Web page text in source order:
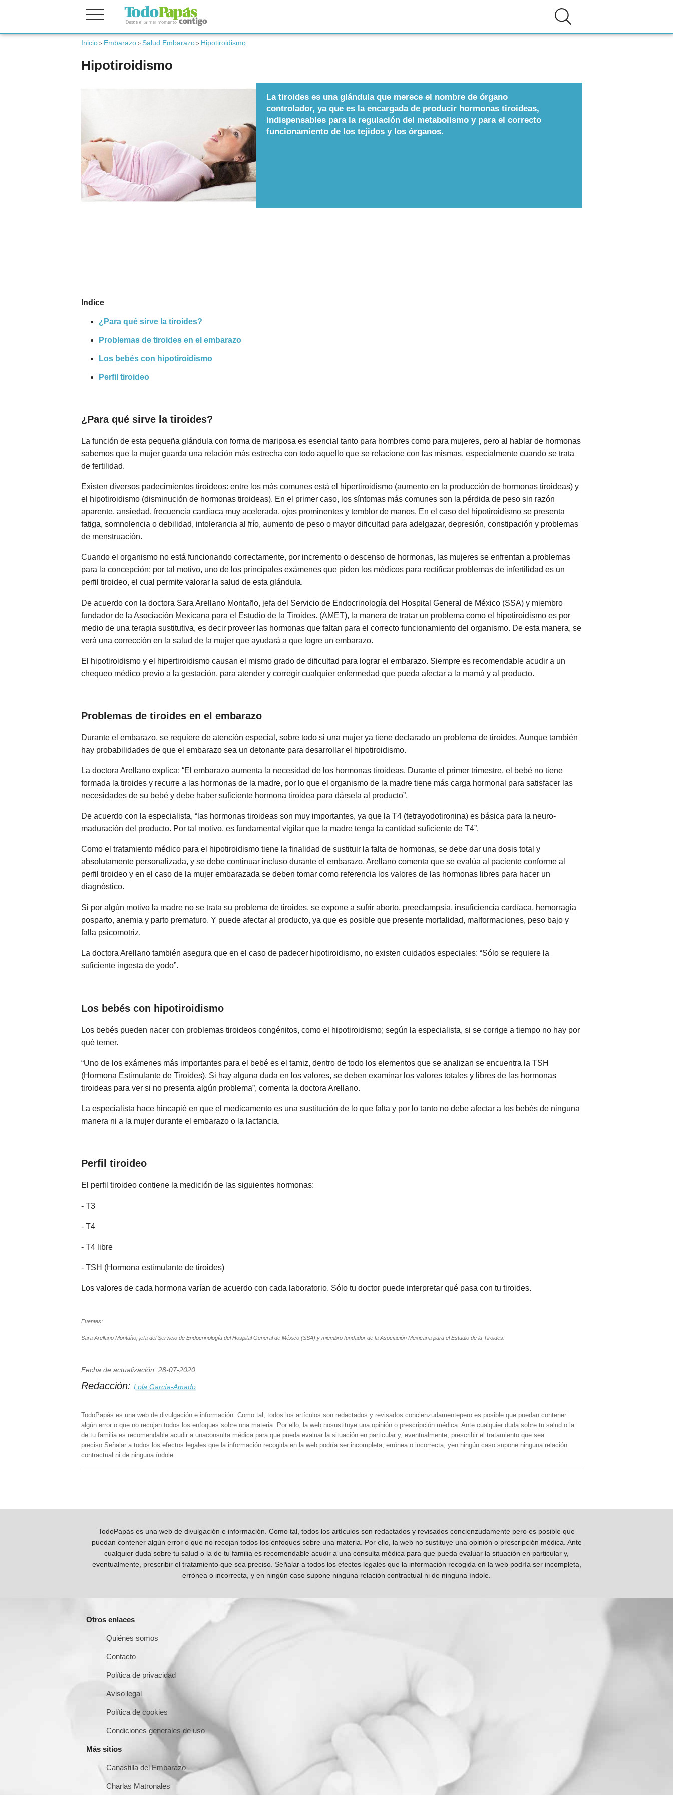
Inicio > Embarazo > Salud Embarazo > Hipotiroidismo
Hipotiroidismo
La tiroides es una glándula que merece el nombre de órgano
controlador, ya que es la encargada de producir hormonas tiroideas,
indispensables para la regulación del metabolismo y para el correcto
funcionamiento de los tejidos y los órganos.
Indice
¿Para qué sirve la tiroides?
Problemas de tiroides en el embarazo
Los bebés con hipotiroidismo
Perfil tiroideo
¿Para qué sirve la tiroides?
La función de esta pequeña glándula con forma de mariposa es esencial tanto para hombres como para mujeres, pero al hablar de hormonas
sabemos que la mujer guarda una relación más estrecha con todo aquello que se relacione con las mismas, especialmente cuando se trata
de fertilidad.
Existen diversos padecimientos tiroideos: entre los más comunes está el hipertiroidismo (aumento en la producción de hormonas tiroideas) y
el hipotiroidismo (disminución de hormonas tiroideas). En el primer caso, los síntomas más comunes son la pérdida de peso sin razón
aparente, ansiedad, frecuencia cardiaca muy acelerada, ojos prominentes y temblor de manos. En el caso del hipotiroidismo se presenta
fatiga, somnolencia o debilidad, intolerancia al frío, aumento de peso o mayor dificultad para adelgazar, depresión, constipación y problemas
de menstruación.
Cuando el organismo no está funcionando correctamente, por incremento o descenso de hormonas, las mujeres se enfrentan a problemas
para la concepción; por tal motivo, uno de los principales exámenes que piden los médicos para rectificar problemas de infertilidad es un
perfil tiroideo, el cual permite valorar la salud de esta glándula.
De acuerdo con la doctora Sara Arellano Montaño, jefa del Servicio de Endocrinología del Hospital General de México (SSA) y miembro
fundador de la Asociación Mexicana para el Estudio de la Tiroides. (AMET), la manera de tratar un problema como el hipotiroidismo es por
medio de una terapia sustitutiva, es decir proveer las hormonas que faltan para el correcto funcionamiento del organismo. De esta manera, se
verá una corrección en la salud de la mujer que ayudará a que logre un embarazo.
El hipotiroidismo y el hipertiroidismo causan el mismo grado de dificultad para lograr el embarazo. Siempre es recomendable acudir a un
chequeo médico previo a la gestación, para atender y corregir cualquier enfermedad que pueda afectar a la mamá y al producto.
Problemas de tiroides en el embarazo
Durante el embarazo, se requiere de atención especial, sobre todo si una mujer ya tiene declarado un problema de tiroides. Aunque también
hay probabilidades de que el embarazo sea un detonante para desarrollar el hipotiroidismo.
La doctora Arellano explica: “El embarazo aumenta la necesidad de los hormonas tiroideas. Durante el primer trimestre, el bebé no tiene
formada la tiroides y recurre a las hormonas de la madre, por lo que el organismo de la madre tiene más carga hormonal para satisfacer las
necesidades de su bebé y debe haber suficiente hormona tiroidea para dársela al producto”.
De acuerdo con la especialista, “las hormonas tiroideas son muy importantes, ya que la T4 (tetrayodotironina) es básica para la neuro-
maduración del producto. Por tal motivo, es fundamental vigilar que la madre tenga la cantidad suficiente de T4”.
Como el tratamiento médico para el hipotiroidismo tiene la finalidad de sustituir la falta de hormonas, se debe dar una dosis total y
absolutamente personalizada, y se debe continuar incluso durante el embarazo. Arellano comenta que se evalúa al paciente conforme al
perfil tiroideo y en el caso de la mujer embarazada se deben tomar como referencia los valores de las hormonas libres para hacer un
diagnóstico.
Si por algún motivo la madre no se trata su problema de tiroides, se expone a sufrir aborto, preeclampsia, insuficiencia cardíaca, hemorragia
posparto, anemia y parto prematuro. Y puede afectar al producto, ya que es posible que presente mortalidad, malformaciones, peso bajo y
falla psicomotriz.
La doctora Arellano también asegura que en el caso de padecer hipotiroidismo, no existen cuidados especiales: “Sólo se requiere la
suficiente ingesta de yodo”.
Los bebés con hipotiroidismo
Los bebés pueden nacer con problemas tiroideos congénitos, como el hipotiroidismo; según la especialista, si se corrige a tiempo no hay por
qué temer.
“Uno de los exámenes más importantes para el bebé es el tamiz, dentro de todo los elementos que se analizan se encuentra la TSH
(Hormona Estimulante de Tiroides). Si hay alguna duda en los valores, se deben examinar los valores totales y libres de las hormonas
tiroideas para ver si no presenta algún problema”, comenta la doctora Arellano.
La especialista hace hincapié en que el medicamento es una sustitución de lo que falta y por lo tanto no debe afectar a los bebés de ninguna
manera ni a la mujer durante el embarazo o la lactancia.
Perfil tiroideo
El perfil tiroideo contiene la medición de las siguientes hormonas:
- T3
- T4
- T4 libre
- TSH (Hormona estimulante de tiroides)
Los valores de cada hormona varían de acuerdo con cada laboratorio. Sólo tu doctor puede interpretar qué pasa con tu tiroides.
Fuentes:
Sara Arellano Montaño, jefa del Servicio de Endocrinología del Hospital General de México (SSA) y miembro fundador de la Asociación Mexicana para el Estudio de la Tiroides.
Fecha de actualización: 28-07-2020
Redacción: Lola García-Amado
TodoPapás es una web de divulgación e información. Como tal, todos los artículos son redactados y revisados concienzudamentepero es posible que puedan contener
algún error o que no recojan todos los enfoques sobre una materia. Por ello, la web nosustituye una opinión o prescripción médica. Ante cualquier duda sobre tu salud o la
de tu familia es recomendable acudir a unaconsulta médica para que pueda evaluar la situación en particular y, eventualmente, prescribir el tratamiento que sea
preciso.Señalar a todos los efectos legales que la información recogida en la web podría ser incompleta, errónea o incorrecta, yen ningún caso supone ninguna relación
contractual ni de ninguna índole.
TodoPapás es una web de divulgación e información. Como tal, todos los artículos son redactados y revisados concienzudamente pero es posible que
puedan contener algún error o que no recojan todos los enfoques sobre una materia. Por ello, la web no sustituye una opinión o prescripción médica. Ante
cualquier duda sobre tu salud o la de tu familia es recomendable acudir a una consulta médica para que pueda evaluar la situación en particular y,
eventualmente, prescribir el tratamiento que sea preciso. Señalar a todos los efectos legales que la información recogida en la web podría ser incompleta,
errónea o incorrecta, y en ningún caso supone ninguna relación contractual ni de ninguna índole.
Otros enlaces
Quiénes somos
Contacto
Política de privacidad
Aviso legal
Política de cookies
Condiciones generales de uso
Más sitios
Canastilla del Embarazo
Charlas Matronales